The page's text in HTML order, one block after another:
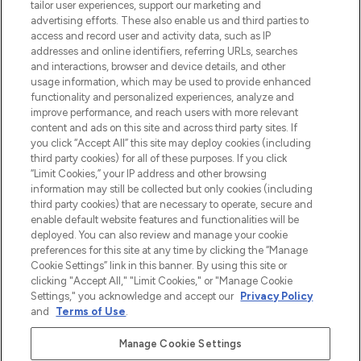
make-up van meer dan 200 topmerken.
Shop online of via de app, met gratis
verzending vanaf €40.
Cookie-toestemming
Do Not Sell or Share My Personal
Information
HELP & INFORMATIE
BEDRIJFSINFORMATIE
OVER LOOKFANTASTIC
Betaal veilig met
tailor user experiences, support our marketing and
advertising efforts. These also enable us and third parties to
access and record user and activity data, such as IP
addresses and online identifiers, referring URLs, searches
and interactions, browser and device details, and other
usage information, which may be used to provide enhanced
functionality and personalized experiences, analyze and
improve performance, and reach users with more relevant
content and ads on this site and across third party sites. If
you click “Accept All” this site may deploy cookies (including
third party cookies) for all of these purposes. If you click
“Limit Cookies,” your IP address and other browsing
information may still be collected but only cookies (including
third party cookies) that are necessary to operate, secure and
enable default website features and functionalities will be
deployed. You can also review and manage your cookie
preferences for this site at any time by clicking the “Manage
Cookie Settings” link in this banner. By using this site or
clicking "Accept All," "Limit Cookies," or "Manage Cookie
Settings," you acknowledge and accept our Privacy Policy
and
Terms of Use.
Manage Cookie Settings